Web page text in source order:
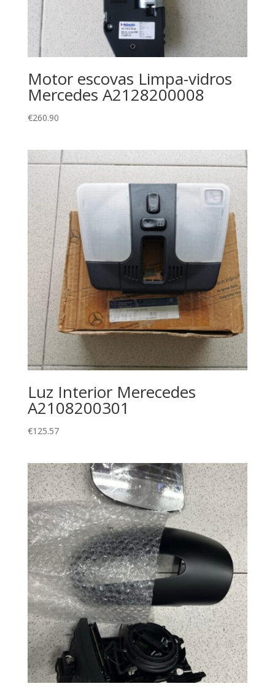
Motor escovas Limpa-vidros
Mercedes A2128200008
€260.90
Luz Interior Merecedes
A2108200301
€125.57